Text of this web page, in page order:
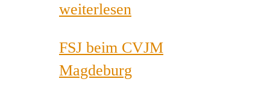
weiterlesen
FSJ beim CVJM
Magdeburg